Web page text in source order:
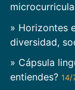
» Horizontes
diversidad,
» Cápsula
entiendes? 14/